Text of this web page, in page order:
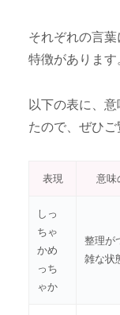
それぞれの言
特徴があります
以下の表に、
たので、ぜひご
表現 意味
しっ
ちゃ
かめ
っち
ゃか
整理が
雑な状